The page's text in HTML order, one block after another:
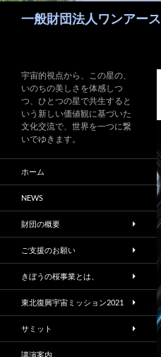
一般財団法人ワンアース
宇宙的視点から、この星の、
いのちの美しさを体感しつ
つ、ひとつの星で共生すると
いう新しい価値観に基づいた
文化交流で、世界を一つに繋
いでゆきます。
ホーム
NEWS
財団の概要
ご支援のお願い
きぼうの桜事業とは、
東北復興宇宙ミッション2021
サミット
講演案内